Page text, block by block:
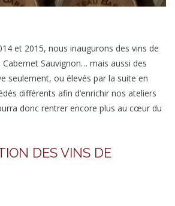
et 2015, nous inaugurons des vins de
Sauvignon… mais aussi des
seulement, ou élevés par la suite en
différents afin d’enrichir nos ateliers
donc rentrer encore plus au cœur du
DES VINS DE